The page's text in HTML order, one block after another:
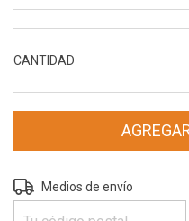
CANTIDAD
Entregas para el CP:
Medios de envío